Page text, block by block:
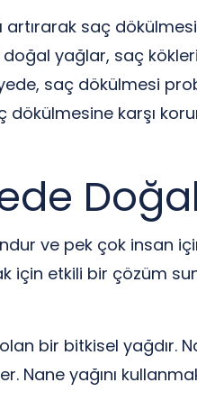
saç
yağlar, saç
saç dökülmesi
karşı
ve pek çok insan
etkili bir çözüm
bir bitkisel yağdır.
Nane yağını